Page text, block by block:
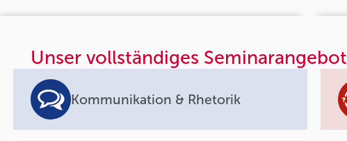
Unser vollständiges Seminarangebot
Kommunikation & Rhetorik